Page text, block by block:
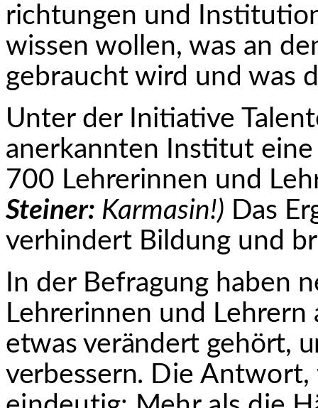
richtungen und
wissen wollen, was an
gebraucht wird und was
Unter der Initiative
anerkannten Institut
700 Lehrerinnen und
Steiner: Karmasin!) Das
verhindert Bildung und
In der Befragung haben
Lehrerinnen und Lehrern
etwas verändert gehört,
verbessern. Die Antwort,